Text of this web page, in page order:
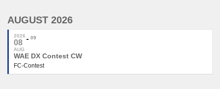
AUGUST 2026
2026
08
AUG
09
WAE DX Contest CW
FC-Contest